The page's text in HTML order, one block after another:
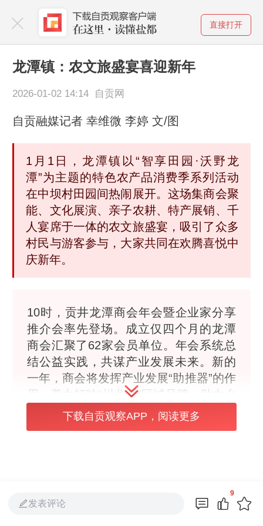
直接打开
龙潭镇：农文旅盛宴喜迎新年
2026-01-02 14:14 自贡网
自贡融媒记者 幸维微 李婷 文/图
1月1日，龙潭镇以“智享田园·沃野龙
潭”为主题的特色农产品消费季系列活动
在中坝村田园间热闹展开。这场集商会聚
能、文化展演、亲子农耕、特产展销、千
人宴席于一体的农文旅盛宴，吸引了众多
村民与游客参与，大家共同在欢腾喜悦中
庆新年。
10时，贡井龙潭商会年会暨企业家分享
推介会率先登场。成立仅四个月的龙潭
商会汇聚了62家会员单位。年会系统总
结公益实践，共谋产业发展未来。新的
一年，商会将发挥产业发展“助推器”的作
用，着力打响“川龙潭”区域品牌，助力乡
亲增收，共促乡村繁荣。
下载自贡观察APP，阅读更多
发表评论
9